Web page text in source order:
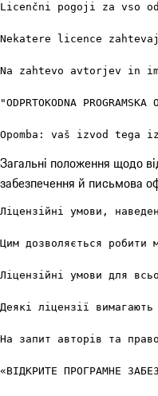
Licenčni pogoji za vso
Nekatere licence
Na zahtevo avtorjev in
"ODPRTOKODNA
Opomba: vaš izvod
Загальні положення щодо
забезпечення й письмова
Ліцензійні умови,
Цим дозволяється робити
Ліцензійні умови для
Деякі ліцензії
На запит авторів та
«ВІДКРИТЕ ПРОГРАМНЕ